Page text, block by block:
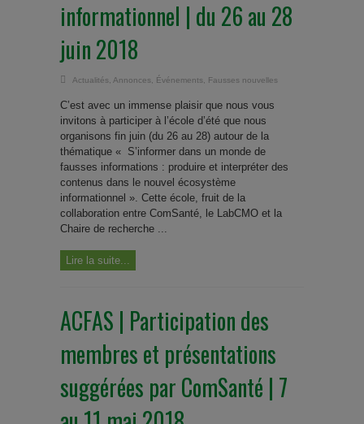
informationnel | du 26 au 28
juin 2018
Actualités Annonces Événements Fausses nouvelles
C’est avec un immense plaisir que nous vous
invitons à participer à l’école d’été que nous
organisons fin juin (du 26 au 28) autour de la
thématique « S’informer dans un monde de
fausses informations : produire et interpréter des
contenus dans le nouvel écosystème
informationnel ». Cette école, fruit de la
collaboration entre ComSanté, le LabCMO et la
Chaire de recherche ...
Lire la suite...
ACFAS | Participation des
membres et présentations
suggérées par ComSanté | 7